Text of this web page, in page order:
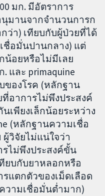
มก. มีอัตราการ
นุมานจากจำนวนการก
ว่า) เทียบกับผู้ป่วยที่ได้
ชื่อมั่นปานกลาง) แต่
น้อยหรือไม่มีเลย
. และ primaquine
ของโรค (หลักฐาน
อาการไม่พึงประสงค์
เพียงเล็กน้อยระหว่าง
(หลักฐานความเชื่อ
วิจัยไม่แน่ใจว่า
รไม่พึงประสงค์ขั้น
ยบกับยาหลอกหรือ
รแตกตัวของเม็ดเลือด
วามเชื่อมั่นต่ำมาก)